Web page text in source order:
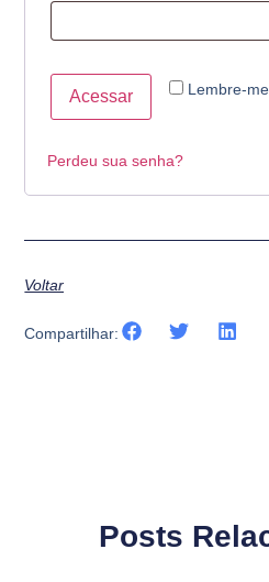
Lembre-me
Acessar
Perdeu sua senha?
Voltar
Compartilhar:
Posts